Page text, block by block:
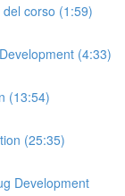
corso (1:59)
(4:33)
(13:54)
(25:35)
Development